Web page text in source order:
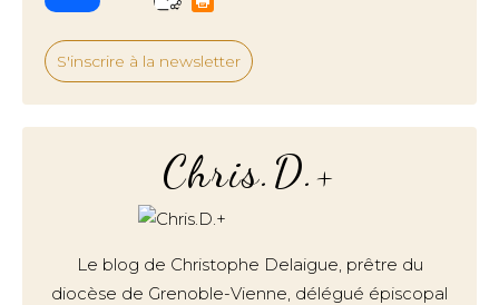
S'inscrire à la newsletter
Chris.D.+
Le blog de Christophe Delaigue, prêtre du
diocèse de Grenoble-Vienne, délégué épiscopal